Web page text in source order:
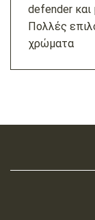
defender και
Πολλές
χρώματα